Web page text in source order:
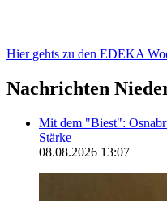
Hier gehts zu den EDEKA
Nachrichten
Mit dem "Biest":
Stärke
08.08.2026 13:07